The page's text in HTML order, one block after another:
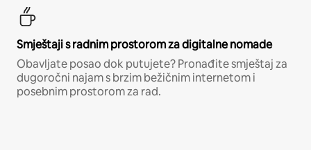
Smještaji s radnim prostorom za digitalne nomade
Obavljate posao dok putujete? Pronađite smještaj za
dugoročni najam s brzim bežičnim internetom i
posebnim prostorom za rad.